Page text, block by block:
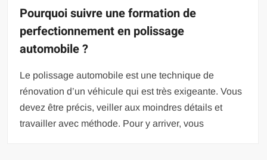
Pourquoi suivre une formation de
perfectionnement en polissage
automobile ?
Le polissage automobile est une technique de
rénovation d’un véhicule qui est très exigeante. Vous
devez être précis, veiller aux moindres détails et
travailler avec méthode. Pour y arriver, vous